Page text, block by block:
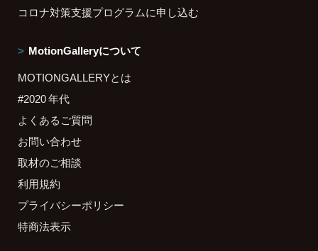
コロナ対策支援プログラムに申し込む
MotionGalleryについて
MOTIONGALLERYとは
#2020 年代
よくあるご質問
お問い合わせ
取材のご相談
利用規約
プライバシーポリシー
特商法表示